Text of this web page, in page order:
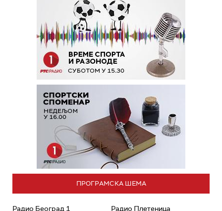
ПРОГРАМСКА ШЕМА
Радио Београд 1 Радио Плетеница